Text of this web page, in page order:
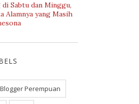
Sabtu dan Minggu,
Alamnya yang Masih
Perempuan